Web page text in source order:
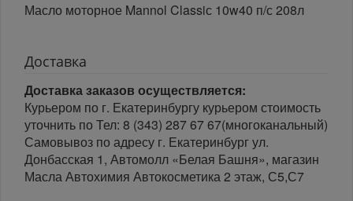
Масло моторное Mannol Classiс 10w40 п/с 208л
Доставка
Доставка заказов осуществляется:
Курьером по г. Екатеринбургу курьером стоимость
уточнить по Тел: 8 (343) 287 67 67(многоканальный)
Самовывоз по адресу г. Екатеринбург ул.
Донбасская 1, Автомолл «Белая Башня», магазин
Масла Автохимия Автокосметика 2 этаж, С5,С7